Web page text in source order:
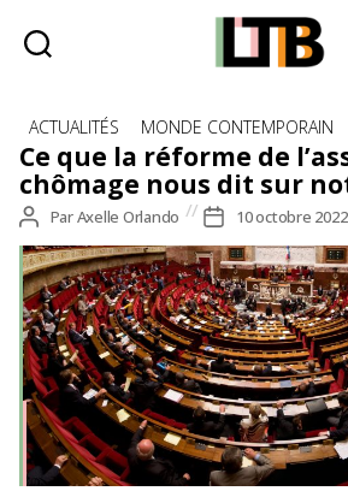
Tote
Bag
-
Média
Catégories
ACTUALITÉS MONDE CONTEMPORAIN
Ce que la réforme de
chômage nous dit sur
Auteur
de
l’article
ParAxelle Orlando
Date
de
l’article
10 octobre 2022